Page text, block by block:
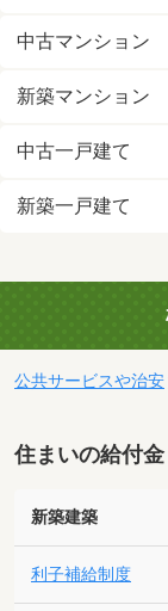
中古マンション
新築マンション
中古一戸建て
新築一戸建て
公共サービスや治安
住まいの給付金
新築建築
利子補給制度